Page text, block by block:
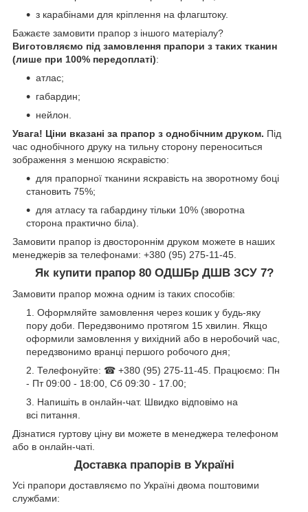
з карабінами для кріплення на флагштоку.
Бажаєте замовити прапор з іншого матеріалу?
Виготовляємо під замовлення прапори з таких тканин
(лише при 100% передоплаті):
атлас;
габардин;
нейлон.
Увага! Ціни вказані за прапор з однобічним друком. Під
час однобічного друку на тильну сторону переноситься
зображення з меншою яскравістю:
для прапорної тканини яскравість на зворотному боці
становить 75%;
для атласу та габардину тільки 10% (зворотна
сторона практично біла).
Замовити прапор із двостороннім друком можете в наших
менеджерів за телефонами: +380 (95) 275-11-45.
Як купити прапор 80 ОДШБр ДШВ ЗСУ 7?
Замовити прапор можна одним із таких способів:
Оформляйте замовлення через кошик у будь-яку
пору доби. Передзвонимо протягом 15 хвилин. Якщо
оформили замовлення у вихідний або в неробочий час,
передзвонимо вранці першого робочого дня;
Телефонуйте: ☎ +380 (95) 275-11-45. Працюємо: Пн
- Пт 09:00 - 18:00, Сб 09:30 - 17.00;
Напишіть в онлайн-чат. Швидко відповімо на
всі питання.
Дізнатися гуртову ціну ви можете в менеджера телефоном
або в онлайн-чаті.
Доставка прапорів в Україні
Усі прапори доставляємо по Україні двома поштовими
службами: